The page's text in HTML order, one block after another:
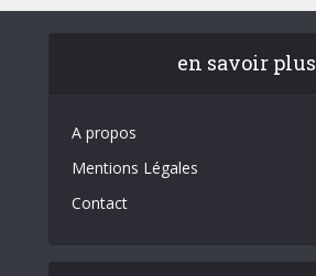
en savoir plus
A propos
Mentions Légales
Contact